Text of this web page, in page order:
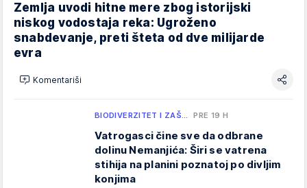
Zemlja uvodi hitne mere zbog istorijski
niskog vodostaja reka: Ugroženo
snabdevanje, preti šteta od dve milijarde
evra
Komentariši
BIODIVERZITET I ZAŠ… PRE 19 H
Vatrogasci čine sve da odbrane
dolinu Nemanjića: Širi se vatrena
stihija na planini poznatoj po divljim
konjima